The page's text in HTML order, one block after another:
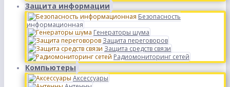
Защита информации
Безопасность
информационная
Генераторы шума
Защита переговоров
Защита средств связи
Радиомониторинг сетей
Компьютеры
Аксессуары